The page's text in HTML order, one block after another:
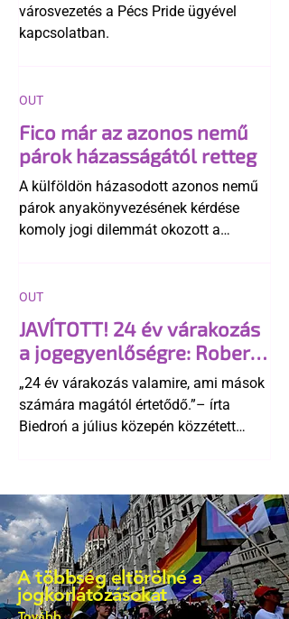
városvezetés a Pécs Pride ügyével
kapcsolatban.
Fico már az azonos nemű
párok házasságától retteg
A külföldön házasodott azonos nemű
párok anyakönyvezésének kérdése
komoly jogi dilemmát okozott a
egyértelműen tiltja a házasságuk
elismerését. Közben az ellenzéken belül
is vita robbant ki arról, hogy vissza
kellene-e vonni a kormány konzervatív
alkotmánymódosítását
OUT
JAVÍTOTT! 24 év várakozás
a jogegyenlőségre: Robert
Biedroń megindító üzenete
a lengyel bejegyzett
élettársi kapcsolatokért
„24 év várakozás valamire, ami mások
számára magától értetődő.”– írta
Biedroń a július közepén közzétett
OUT
A többség eltörölné a
jogkorlátozásokat